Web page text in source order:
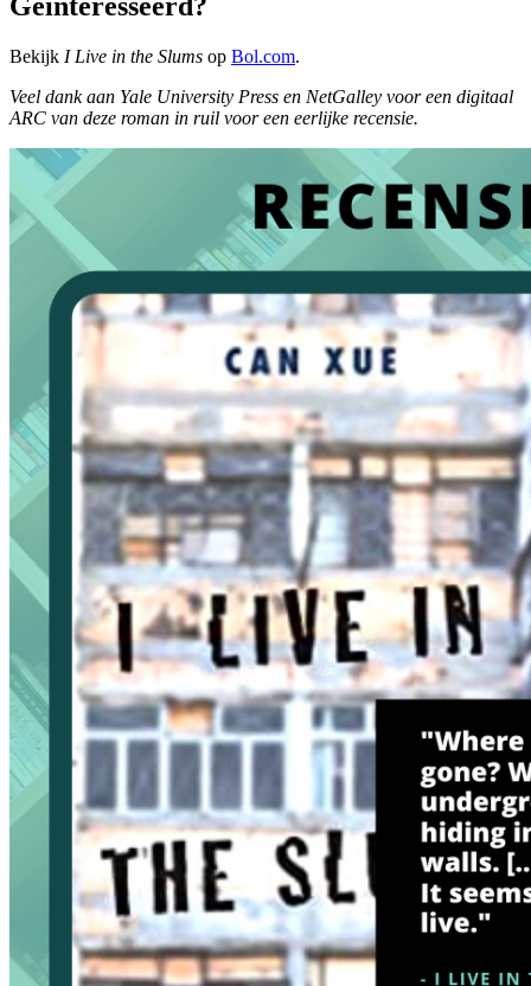
Bekijk I Live in the Slums op Bol.com.
Veel dank aan Yale University Press en NetGalley voor een digitaal
ARC van deze roman in ruil voor een eerlijke recensie.